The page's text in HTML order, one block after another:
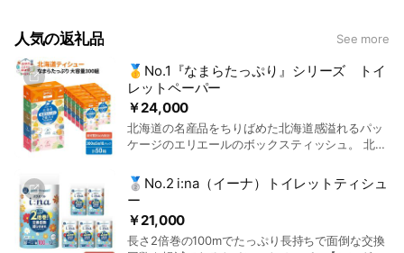
人気の返礼品 See more
￥24,000
🥇No.1『なまらたっぷり』シリーズ トイ
レットペーパー
北海道の名産品をちりばめた北海道感溢れるパッ
ケージのエリエールのボックスティッシュ。 北海
っかいどう未来チャレンジ基金」」に協賛。 北海
道の未来を担う若者の挑戦を応援します。 パルプ
クの計50箱でお届け致します。 ※寄付の集中する
時期(11～12月)につきましては、入金確認後お届
￥21,000
🥈No.2 i:na（イーナ）トイレットティシュ
ー
長さ2倍巻の100mでたっぷり長持ちで面倒な交換